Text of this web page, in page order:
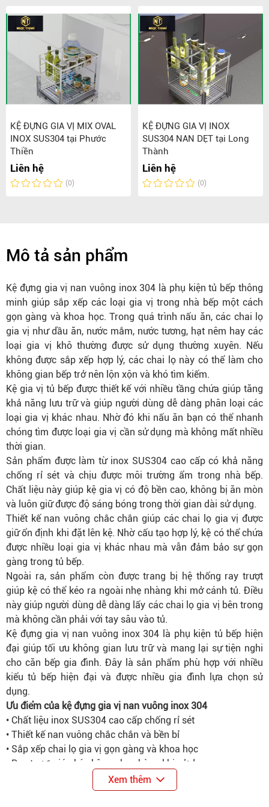
KỆ ĐỰNG GIA VỊ MIX OVAL
INOX SUS304 tại Phước
Thiền
Liên hệ
(0)
KỆ ĐỰNG GIA VỊ INOX
SUS304 NAN DẸT tại Long
Thành
Liên hệ
(0)
Mô tả sản phẩm
Kệ đựng gia vị nan vuông inox 304 là phụ kiện tủ bếp thông
minh giúp sắp xếp các loại gia vị trong nhà bếp một cách
gọn gàng và khoa học. Trong quá trình nấu ăn, các chai lọ
gia vị như dầu ăn, nước mắm, nước tương, hạt nêm hay các
loại gia vị khô thường được sử dụng thường xuyên. Nếu
không được sắp xếp hợp lý, các chai lọ này có thể làm cho
không gian bếp trở nên lộn xộn và khó tìm kiếm.
Kệ gia vị tủ bếp được thiết kế với nhiều tầng chứa giúp tăng
khả năng lưu trữ và giúp người dùng dễ dàng phân loại các
loại gia vị khác nhau. Nhờ đó khi nấu ăn bạn có thể nhanh
chóng tìm được loại gia vị cần sử dụng mà không mất nhiều
thời gian.
Sản phẩm được làm từ inox SUS304 cao cấp có khả năng
chống rỉ sét và chịu được môi trường ẩm trong nhà bếp.
Chất liệu này giúp kệ gia vị có độ bền cao, không bị ăn mòn
và luôn giữ được độ sáng bóng trong thời gian dài sử dụng.
Thiết kế nan vuông chắc chắn giúp các chai lọ gia vị được
giữ ổn định khi đặt lên kệ. Nhờ cấu tạo hợp lý, kệ có thể chứa
được nhiều loại gia vị khác nhau mà vẫn đảm bảo sự gọn
gàng trong tủ bếp.
Ngoài ra, sản phẩm còn được trang bị hệ thống ray trượt
giúp kệ có thể kéo ra ngoài nhẹ nhàng khi mở cánh tủ. Điều
này giúp người dùng dễ dàng lấy các chai lọ gia vị bên trong
mà không cần phải với tay sâu vào tủ.
Kệ đựng gia vị nan vuông inox 304 là phụ kiện tủ bếp hiện
đại giúp tối ưu không gian lưu trữ và mang lại sự tiện nghi
cho căn bếp gia đình. Đây là sản phẩm phù hợp với nhiều
kiểu tủ bếp hiện đại và được nhiều gia đình lựa chọn sử
dụng.
Ưu điểm của kệ đựng gia vị nan vuông inox 304
• Chất liệu inox SUS304 cao cấp chống rỉ sét
• Thiết kế nan vuông chắc chắn và bền bỉ
• Sắp xếp chai lọ gia vị gọn gàng và khoa học
• Ray trượt giúp kéo kệ ra nhẹ nhàng khi sử dụng
• Phù hợp với nhiều thiết kế tủ bếp hiện đại
Xem thêm